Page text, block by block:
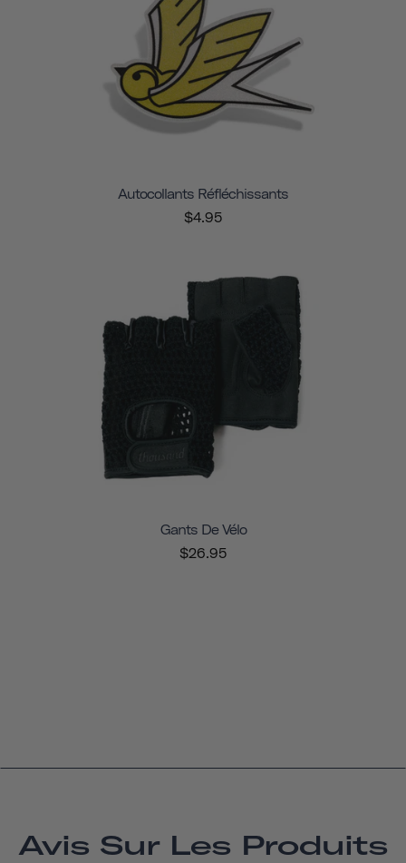
Autocollants Réfléchissants
$4.95
Gants De Vélo
$26.95
Avis Sur Les Produits